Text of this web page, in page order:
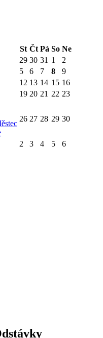
St Čt Pá So Ne
29 30 31 1
2
5 6 7 8
9
12 13 14 15 16
19 20 21 22 23
26 27 28 29 30
2 3 4 5 6